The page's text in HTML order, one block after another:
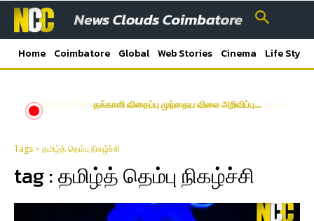
Home Coimbatore Global Web Stories Cinema Life Style
Latest News Coimbatore | கோயம்புத்தூர் மாவட்ட செய்திகள்
தக்காளி விதைப்பு முந்தைய விலை அறிவிப்பு…
Tags தமிழ்த் தெம்பு நிகழ்ச்சி
tag :தமிழ்த் தெம்பு நிகழ்ச்சி